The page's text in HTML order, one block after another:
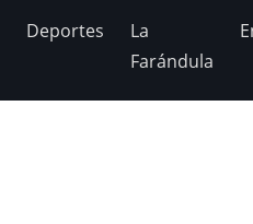
Deportes
La
Farándula